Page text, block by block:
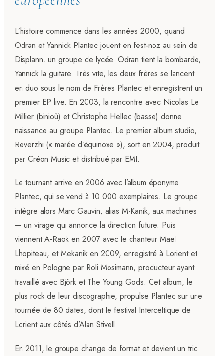
L’histoire commence dans les années 2000, quand
Odran et Yannick Plantec jouent en fest-noz au sein de
Displann, un groupe de lycée. Odran tient la bombarde,
Yannick la guitare. Très vite, les deux frères se lancent
en duo sous le nom de Frères Plantec et enregistrent un
premier EP live. En 2003, la rencontre avec Nicolas Le
Millier (binioù) et Christophe Hellec (basse) donne
naissance au groupe Plantec. Le premier album studio,
Reverzhi (« marée d’équinoxe »), sort en 2004, produit
par Créon Music et distribué par EMI.
Le tournant arrive en 2006 avec l’album éponyme
Plantec, qui se vend à 10 000 exemplaires. Le groupe
intègre alors Marc Gauvin, alias M-Kanik, aux machines
— un virage qui annonce la direction future. Puis
viennent A-Raok en 2007 avec le chanteur Mael
Lhopiteau, et Mekanik en 2009, enregistré à Lorient et
mixé en Pologne par Roli Mosimann, producteur ayant
travaillé avec Björk et The Young Gods. Cet album, le
plus rock de leur discographie, propulse Plantec sur une
tournée de 80 dates, dont le festival Interceltique de
Lorient aux côtés d’Alan Stivell.
En 2011, le groupe change de format et devient un trio